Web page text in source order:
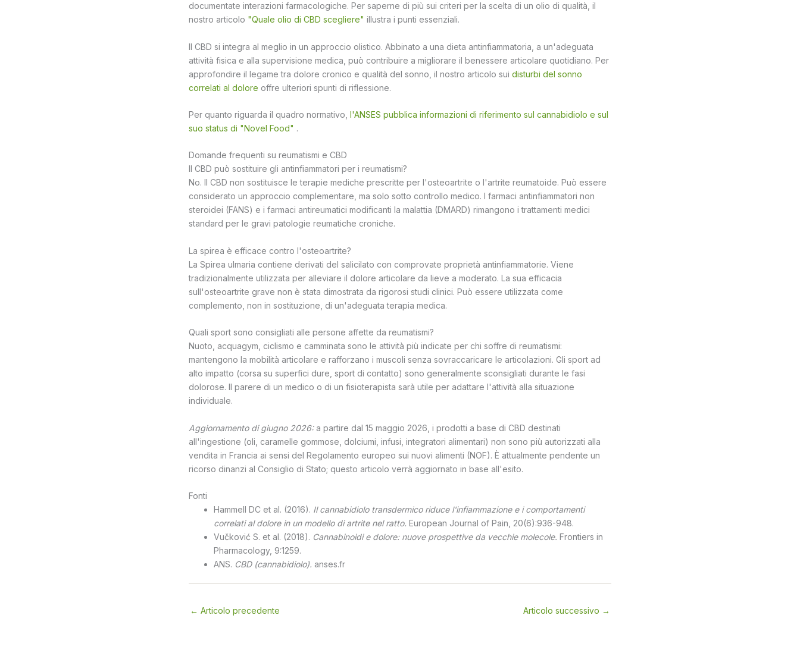
documentate interazioni farmacologiche. Per saperne di più sui criteri per la scelta di un olio di qualità, il
nostro articolo "Quale olio di CBD scegliere" illustra i punti essenziali.
Il CBD si integra al meglio in un approccio olistico. Abbinato a una dieta antinfiammatoria, a un'adeguata
attività fisica e alla supervisione medica, può contribuire a migliorare il benessere articolare quotidiano. Per
approfondire il legame tra dolore cronico e qualità del sonno, il nostro articolo sui disturbi del sonno
correlati al dolore offre ulteriori spunti di riflessione.
Per quanto riguarda il quadro normativo, l'ANSES pubblica informazioni di riferimento sul cannabidiolo e sul
suo status di "Novel Food" .
Domande frequenti su reumatismi e CBD
Il CBD può sostituire gli antinfiammatori per i reumatismi?
No. Il CBD non sostituisce le terapie mediche prescritte per l'osteoartrite o l'artrite reumatoide. Può essere
considerato un approccio complementare, ma solo sotto controllo medico. I farmaci antinfiammatori non
steroidei (FANS) e i farmaci antireumatici modificanti la malattia (DMARD) rimangono i trattamenti medici
standard per le gravi patologie reumatiche croniche.
La spirea è efficace contro l'osteoartrite?
La Spirea ulmaria contiene derivati del salicilato con comprovate proprietà antinfiammatorie. Viene
tradizionalmente utilizzata per alleviare il dolore articolare da lieve a moderato. La sua efficacia
sull'osteoartrite grave non è stata dimostrata da rigorosi studi clinici. Può essere utilizzata come
complemento, non in sostituzione, di un'adeguata terapia medica.
Quali sport sono consigliati alle persone affette da reumatismi?
Nuoto, acquagym, ciclismo e camminata sono le attività più indicate per chi soffre di reumatismi:
mantengono la mobilità articolare e rafforzano i muscoli senza sovraccaricare le articolazioni. Gli sport ad
alto impatto (corsa su superfici dure, sport di contatto) sono generalmente sconsigliati durante le fasi
dolorose. Il parere di un medico o di un fisioterapista sarà utile per adattare l'attività alla situazione
individuale.
Aggiornamento di giugno 2026:a partire dal 15 maggio 2026, i prodotti a base di CBD destinati
all'ingestione (oli, caramelle gommose, dolciumi, infusi, integratori alimentari) non sono più autorizzati alla
vendita in Francia ai sensi del Regolamento europeo sui nuovi alimenti (NOF). È attualmente pendente un
ricorso dinanzi al Consiglio di Stato; questo articolo verrà aggiornato in base all'esito.
Fonti
Hammell DC et al. (2016). Il cannabidiolo transdermico riduce l'infiammazione e i comportamenti
correlati al dolore in un modello di artrite nel ratto. European Journal of Pain, 20(6):936-948.
Vučković S. et al. (2018). Cannabinoidi e dolore: nuove prospettive da vecchie molecole. Frontiers in
Pharmacology, 9:1259.
ANS. CBD (cannabidiolo). anses.fr
← Articolo precedente Articolo successivo →